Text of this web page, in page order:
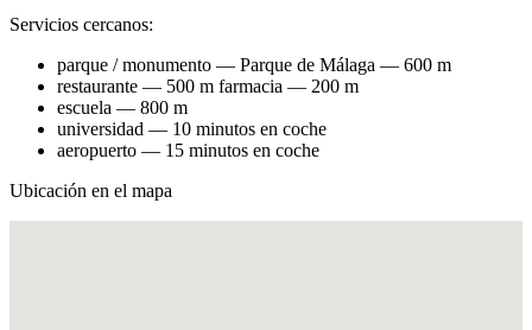
Servicios cercanos:
parque / monumento — Parque de Málaga — 600 m
restaurante — 500 m farmacia — 200 m
escuela — 800 m
universidad — 10 minutos en coche
aeropuerto — 15 minutos en coche
Ubicación en el mapa